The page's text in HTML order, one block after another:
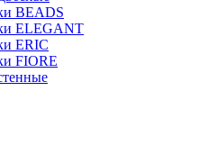
BEADS
ELEGANT
ERIC
FIORE